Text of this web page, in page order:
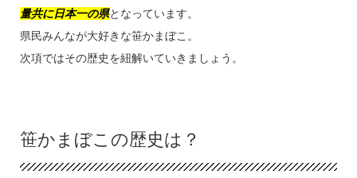
量共に日本一の県となっています。
県民みんなが大好きな笹かまぼこ。
次項ではその歴史を紐解いていきましょう。
笹かまぼこの歴史は？